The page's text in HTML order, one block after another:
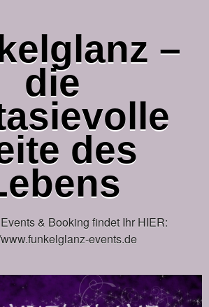
–
die
des
& Booking findet Ihr HIER:
events.de